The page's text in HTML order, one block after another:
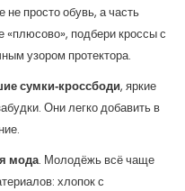
просто обувь, а часть
подбери кроссы с
узором протектора.
сумки‑кроссбоди, яркие
Они легко добавить в
мода. Молодёжь всё чаще
хлопок с